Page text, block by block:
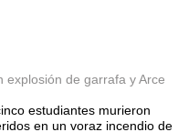
explosión de garrafa y Arce
estudiantes murieron
en un voraz incendio de